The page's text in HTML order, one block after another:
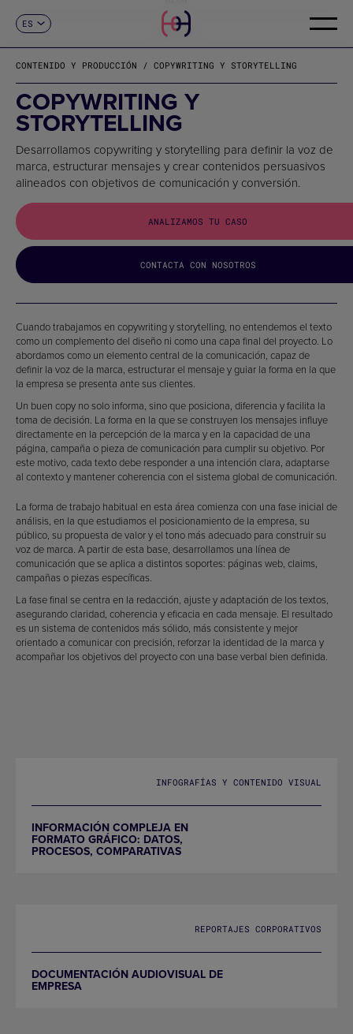
ES
FR
DE
IT
PT
CONTACTO
CONTENIDO Y PRODUCCIÓN / COPYWRITING Y STORYTELLING
COPYWRITING Y
STORYTELLING
Desarrollamos copywriting y storytelling para definir la voz de
marca, estructurar mensajes y crear contenidos persuasivos
alineados con objetivos de comunicación y conversión.
ANALIZAMOS TU CASO
CONTACTA CON NOSOTROS
Cuando trabajamos en copywriting y storytelling, no entendemos el texto
como un complemento del diseño ni como una capa final del proyecto. Lo
abordamos como un elemento central de la comunicación, capaz de
definir la voz de la marca, estructurar el mensaje y guiar la forma en la que
la empresa se presenta ante sus clientes.
Un buen copy no solo informa, sino que posiciona, diferencia y facilita la
toma de decisión. La forma en la que se construyen los mensajes influye
directamente en la percepción de la marca y en la capacidad de una
página, campaña o pieza de comunicación para cumplir su objetivo. Por
este motivo, cada texto debe responder a una intención clara, adaptarse
al contexto y mantener coherencia con el sistema global de comunicación.
La forma de trabajo habitual en esta área comienza con una fase inicial de
análisis, en la que estudiamos el posicionamiento de la empresa, su
público, su propuesta de valor y el tono más adecuado para construir su
voz de marca. A partir de esta base, desarrollamos una línea de
comunicación que se aplica a distintos soportes: páginas web, claims,
campañas o piezas específicas.
La fase final se centra en la redacción, ajuste y adaptación de los textos,
asegurando claridad, coherencia y eficacia en cada mensaje. El resultado
es un sistema de contenidos más sólido, más consistente y mejor
orientado a comunicar con precisión, reforzar la identidad de la marca y
acompañar los objetivos del proyecto con una base verbal bien definida.
INFOGRAFÍAS Y CONTENIDO VISUAL
INFORMACIÓN COMPLEJA EN
FORMATO GRÁFICO: DATOS,
PROCESOS, COMPARATIVAS
REPORTAJES CORPORATIVOS
DOCUMENTACIÓN AUDIOVISUAL DE
EMPRESA